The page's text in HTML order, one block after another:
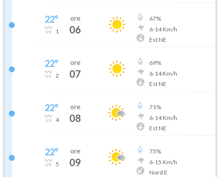
22°
1
ore
06
67%
6-14Km/h
Est NE
22°
2
ore
07
69%
6-14Km/h
Est NE
22°
4
ore
08
71%
6-14Km/h
Est NE
22°
5
ore
09
73%
6-15 Km/h
Nord E